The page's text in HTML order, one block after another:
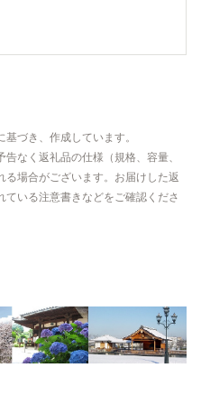
づき、作成しています。
なく返礼品の仕様（規格、容量、
場合がございます。お届けした返
いる注意書きなどをご確認くださ